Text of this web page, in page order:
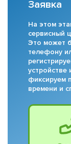
Заявка
На этом
сервисный
Это может
телефону
устройстве
фиксируем
времени и